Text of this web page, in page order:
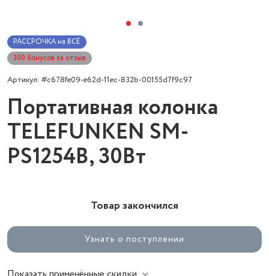
РАССРОЧКА на ВСЁ
300 бонусов за отзыв
Артикул: #c678fe09-e62d-11ec-832b-00155d7f9c97
Портативная колонка
TELEFUNKEN SM-
PS1254B, 30Вт
Товар закончился
Узнать о поступлении